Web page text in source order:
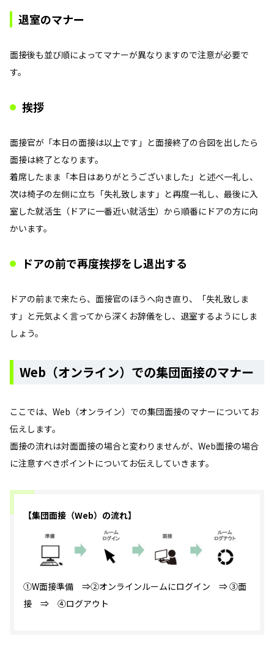
退室のマナー
面接後も並び順によってマナーが異なりますので注意が必要で
す。
挨拶
面接官が「本日の面接は以上です」と面接終了の合図を出したら
面接は終了となります。
着席したまま「本日はありがとうございました」と述べ一礼し、
次は椅子の左側に立ち「失礼致します」と再度一礼し、最後に入
室した就活生（ドアに一番近い就活生）から順番にドアの方に向
かいます。
ドアの前で再度挨拶をし退出する
ドアの前まで来たら、面接官のほうへ向き直り、「失礼致しま
す」と元気よく言ってから深くお辞儀をし、退室するようにしま
しょう。
Web（オンライン）での集団面接のマナー
ここでは、Web（オンライン）での集団面接のマナーについてお
伝えします。
面接の流れは対面面接の場合と変わりませんが、Web面接の場合
に注意すべきポイントについてお伝えしていきます。
【集団面接（Web）の流れ】
①W面接準備 ⇒②オンラインルームにログイン ⇒ ③面
接 ⇒ ④ログアウト